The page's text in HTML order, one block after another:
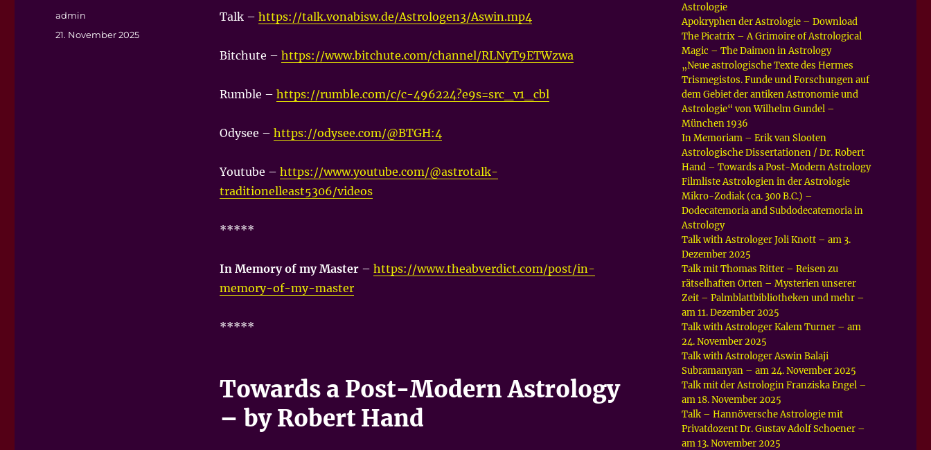
Talk – https://talk.vonabisw.de/Astrologen3/Aswin.mp4
Bitchute – https://www.bitchute.com/channel/RLNyT9ETWzwa
Rumble – https://rumble.com/c/c-496224?e9s=src_v1_cbl
Odysee – https://odysee.com/@BTGH:4
Youtube – https://www.youtube.com/@astrotalk-
traditionelleast5306/videos
*****
In Memory of my Master– https://www.theabverdict.com/post/in-
memory-of-my-master
*****
Towards a Post-Modern Astrology
– by Robert Hand
Autor
admin
Veröffentlicht
21. November 2025
Astrologie
Apokryphen der Astrologie – Download
The Picatrix – A Grimoire of Astrological
Magic – The Daimon in Astrology
„Neue astrologische Texte des Hermes
Trismegistos. Funde und Forschungen auf
dem Gebiet der antiken Astronomie und
Astrologie“ von Wilhelm Gundel –
München 1936
In Memoriam – Erik van Slooten
Astrologische Dissertationen / Dr. Robert
Hand – Towards a Post-Modern Astrology
Filmliste Astrologien in der Astrologie
Mikro-Zodiak (ca. 300 B.C.) –
Dodecatemoria and Subdodecatemoria in
Astrology
Talk with Astrologer Joli Knott – am 3.
Dezember 2025
Talk mit Thomas Ritter – Reisen zu
rätselhaften Orten – Mysterien unserer
Zeit – Palmblattbibliotheken und mehr –
am 11. Dezember 2025
Talk with Astrologer Kalem Turner – am
24. November 2025
Talk with Astrologer Aswin Balaji
Subramanyan – am 24. November 2025
Talk mit der Astrologin Franziska Engel –
am 18. November 2025
Talk – Hannöversche Astrologie mit
Privatdozent Dr. Gustav Adolf Schoener –
am 13. November 2025